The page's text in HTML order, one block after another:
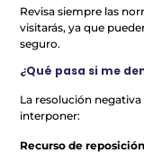
Revisa siempre las
visitarás, ya que
seguro.
¿Qué pasa si me
La resolución
interponer:
Recurso de reposición